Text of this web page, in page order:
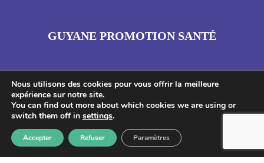
GUYANE PROMOTION SANTÉ
CAYENNE :
Adresse : 4 Rue du Gouv Felix Eboue,
97300 Cayenne, Guyane française
SAINT-LAURENT DU MARONI :
Nous utilisons des cookies pour vous offrir la meilleure
expérience sur notre site.
You can find out more about which cookies we are using or
switch them off in settings.
Accepter Refuser Paramètres